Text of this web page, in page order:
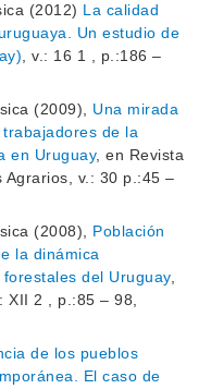
(2012) La calidad
Un estudio de
, v.: 16 1 , p.:186 –
(2009), Una mirada
de la
en Uruguay, en Revista
v.: 30 p.:45 –
(2008), Población
la dinámica
del Uruguay,
XII 2 , p.:85 – 98,
de los pueblos
El caso de